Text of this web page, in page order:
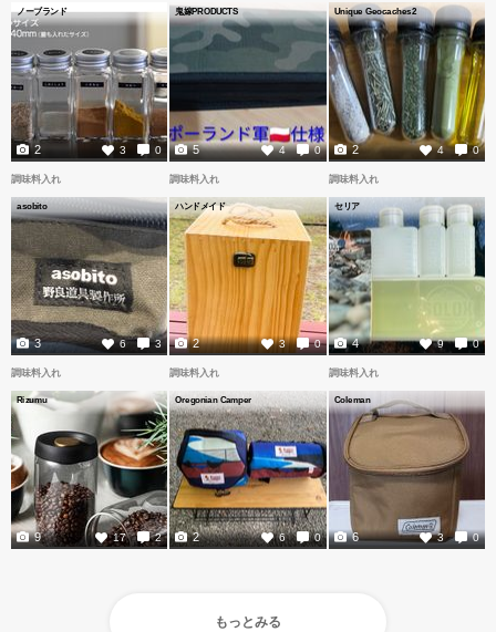
ノーブランド
3 0
2
鬼嫁PRODUCTS
4 0
5
Unique Geocaches2
4 0
2
調味料入れ
asobito
6 3
3
調味料入れ
ハンドメイド
3 0
2
調味料入れ
セリア
9 0
4
調味料入れ
Rizumu
17 2
9
調味料入れ
Oregonian Camper
6 0
2
調味料入れ
Coleman
3 0
6
もっとみる